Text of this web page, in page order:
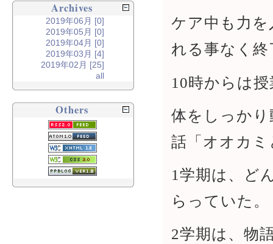
ケア中も力を
れる事なく終
10時からは授
体をしっか
話「オオカ
1学期は、ど
らっていた。
2学期は、物
Archives
2019年06月 [0]
2019年05月 [0]
2019年04月 [0]
2019年03月 [4]
2019年02月 [25]
all
Others